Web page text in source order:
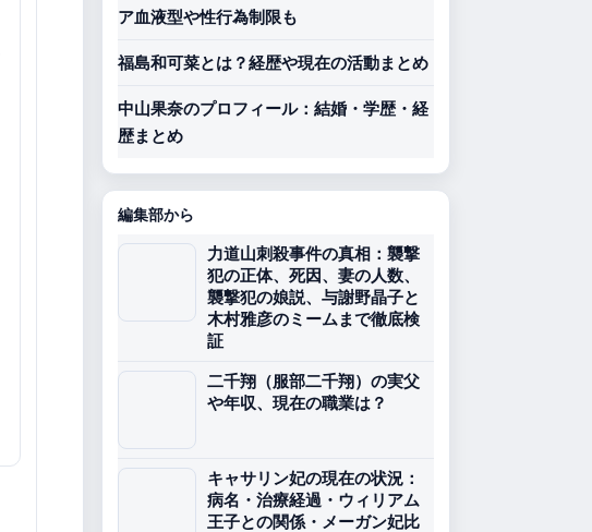
ア血液型や性行為制限も
福島和可菜とは？経歴や現在の活動まとめ
中山果奈のプロフィール：結婚・学歴・経
歴まとめ
編集部から
力道山刺殺事件の真相：襲撃
犯の正体、死因、妻の人数、
襲撃犯の娘説、与謝野晶子と
木村雅彦のミームまで徹底検
証
二千翔（服部二千翔）の実父
や年収、現在の職業は？
キャサリン妃の現在の状況：
病名・治療経過・ウィリアム
王子との関係・メーガン妃比